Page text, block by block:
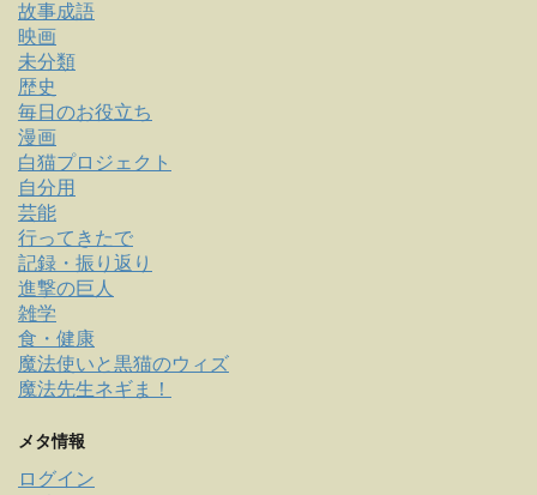
故事成語
映画
未分類
歴史
毎日のお役立ち
漫画
白猫プロジェクト
自分用
芸能
行ってきたで
記録・振り返り
進撃の巨人
雑学
食・健康
魔法使いと黒猫のウィズ
魔法先生ネギま！
メタ情報
ログイン